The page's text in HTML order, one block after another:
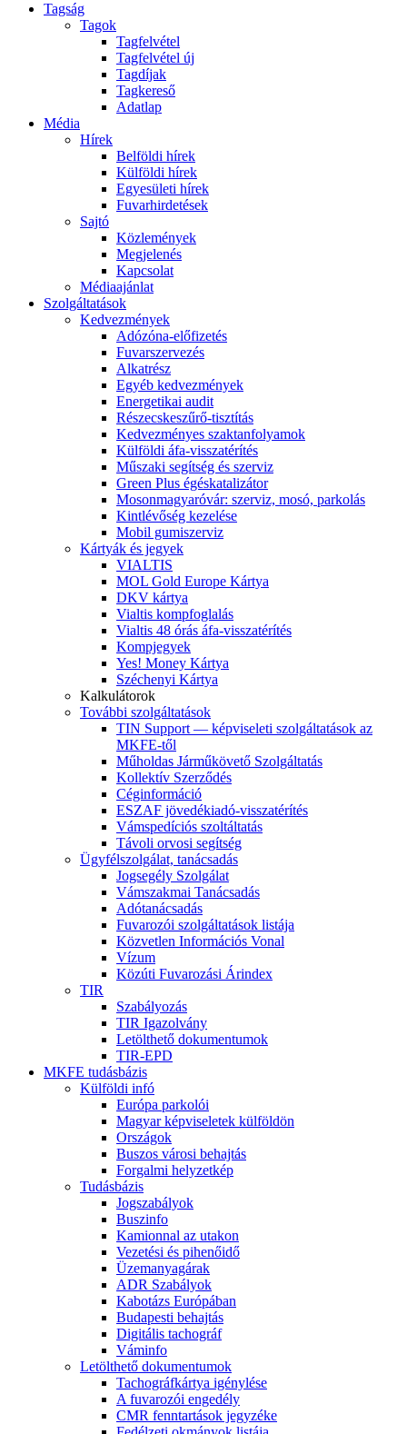
Tagság
Tagok
Tagfelvétel
Tagfelvétel új
Tagdíjak
Tagkereső
Adatlap
Média
Hírek
Belföldi hírek
Külföldi hírek
Egyesületi hírek
Fuvarhirdetések
Sajtó
Közlemények
Megjelenés
Kapcsolat
Médiaajánlat
Szolgáltatások
Kedvezmények
Adózóna-előfizetés
Fuvarszervezés
Alkatrész
Egyéb kedvezmények
Energetikai audit
Részecskeszűrő-tisztítás
Kedvezményes szaktanfolyamok
Külföldi áfa-visszatérítés
Műszaki segítség és szerviz
Green Plus égéskatalizátor
Mosonmagyaróvár: szerviz, mosó, parkolás
Kintlévőség kezelése
Mobil gumiszerviz
Kártyák és jegyek
VIALTIS
MOL Gold Europe Kártya
DKV kártya
Vialtis kompfoglalás
Vialtis 48 órás áfa-visszatérítés
Kompjegyek
Yes! Money Kártya
Széchenyi Kártya
Kalkulátorok
További szolgáltatások
TIN Support — képviseleti szolgáltatások az
MKFE-től
Műholdas Járműkövető Szolgáltatás
Kollektív Szerződés
Céginformáció
ESZAF jövedékiadó-visszatérítés
Vámspedíciós szoltáltatás
Távoli orvosi segítség
Ügyfélszolgálat, tanácsadás
Jogsegély Szolgálat
Vámszakmai Tanácsadás
Adótanácsadás
Fuvarozói szolgáltatások listája
Közvetlen Információs Vonal
Vízum
Közúti Fuvarozási Árindex
TIR
Szabályozás
TIR Igazolvány
Letölthető dokumentumok
TIR-EPD
MKFE tudásbázis
Külföldi infó
Európa parkolói
Magyar képviseletek külföldön
Országok
Buszos városi behajtás
Forgalmi helyzetkép
Tudásbázis
Jogszabályok
Buszinfo
Kamionnal az utakon
Vezetési és pihenőidő
Üzemanyagárak
ADR Szabályok
Kabotázs Európában
Budapesti behajtás
Digitális tachográf
Váminfo
Letölthető dokumentumok
Tachográfkártya igénylése
A fuvarozói engedély
CMR fenntartások jegyzéke